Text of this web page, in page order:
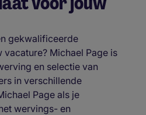
gekwalificeerde
Michael Page is
en selectie van
in verschillende
Page als je
wervings- en